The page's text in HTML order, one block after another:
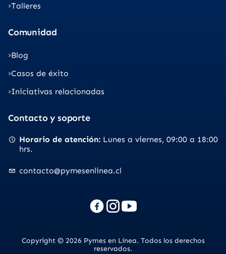
Talleres
Comunidad
Blog
Casos de éxito
Iniciativas relacionadas
Contacto y soporte
Horario de atención Lunes a viernes 09:00 a 18:00
hrs.
contacto@pymesenlinea.cl
Copyright © 2026 Pymes en Línea. Todos los derechos
reservados.